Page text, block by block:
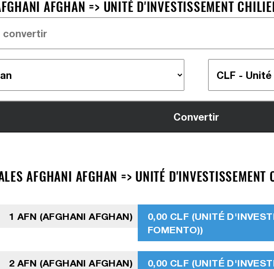
AFGHAN => UNITÉ D'INVESTISSEMENT
AFGHANI AFGHAN => UNITÉ
1 AFN (AFGHANI AFGHAN)
0,00 CLF (UNITÉ
FOMENTO))
2 AFN (AFGHANI AFGHAN)
0,00 CLF (UNITÉ